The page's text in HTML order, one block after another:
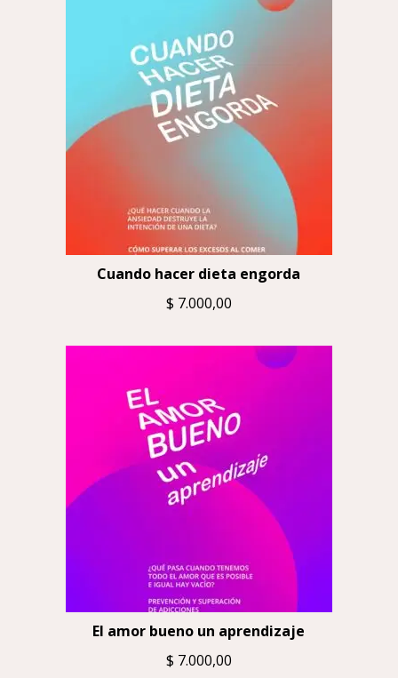
Cuando hacer dieta engorda
$ 7.000,00
El amor bueno un aprendizaje
$ 7.000,00